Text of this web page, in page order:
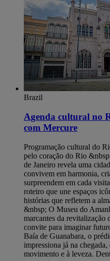
Brazil
Agenda cultural no
com Mercure
Programação cultural do Rio de Janeiro: um roteiro cultural pelo coração do Rio &nbsp; A programação cultural do Rio de Janeiro revela uma cidade onde passado, presente e futuro convivem em harmonia, criando experiências que surpreendem em cada visita. Prepare-se para explorar um roteiro que une espaços icônicos, arquitetura deslumbrante e histórias que refletem a alma carioca. Museu do Amanhã &nbsp; O Museu do Amanhã é um dos símbolos mais marcantes da revitalização da Zona Portuária do Rio e um convite para imaginar futuros possíveis. Instalado à beira da Baía de Guanabara, o prédio projetado por Santiago Calatrava impressiona já na chegada, com linhas que remetem ao movimento e à leveza. Dentro, exposições interativas apresentam temas como sustentabilidade, tecnologia e convivência humana, criando uma experiência sensorial que faz o visitante refletir sobre seu papel no mundo. Os ingressos têm valor acessível, a partir de R$30, o que torna o passeio ainda mais convidativo. Além do acervo, o entorno do museu é parte essencial da visita. O pôr do sol visto dali é um espetáculo à parte, e o passeio pelo Boulevard Olímpico cria uma conexão interessante entre ciência, arte e cotidiano carioca. Caminhar pela região mostra como o Rio integrou modernidade e história na mesma paisagem, transformando o museu em um ponto de encontro entre culturas, ideias e olhares sobre o futuro. &nbsp; MAR – Museu de Arte do Rio &nbsp; O MAR – Museu de Arte do Rio é um dos espaços mais inspiradores da cidade, unindo dois prédios de arquiteturas distintas para criar um diálogo entre história e contemporaneidade. Suas exposições percorrem temas sociais, estéticos e culturais que ajudam a entender o Rio em todas as suas camadas. Ao visitar o museu, o visitante tem a sensação de circular por diferentes versões da cidade, cada uma revelada por obras, registros e narrativas que ampliam o olhar sobre a programação cultural do Rio de Janeiro. Do terraço, a vista para a Praça Mauá e para a Baía de Guanabara torna a experiência ainda mais especial, criando um contraste fascinante entre o horizonte, o porto revitalizado e o movimento urbano. Além do acervo, o MAR promove encontros, cursos e atividades educativas que aproximam arte e público de forma leve e acessível, reforçando sua importância no circuito cultural carioca. &nbsp; Theatro Municipal &nbsp; O Theatro Municipal é uma das joias arquitetônicas do Rio e um dos espaços mais emblemáticos para quem deseja conhecer o lado mais sofisticado da cultura carioca. Inspirado nas grandes casas de ópera europeias, o edifício impressiona já na fachada, com colunas imponentes, vitrais e esculturas que revelam a grandiosidade do início do século XX. Por dentro, o deslumbramento continua: salões ornamentados, pinturas no teto e detalhes dourados criam um cenário que transforma qualquer visita em uma imersão histórica. Além da beleza, o Theatro Municipal mantém uma programação que valoriza a música, a dança e as artes cênicas, com apresentações que vão de óperas clássicas a espetáculos contemporâneos. Para quem deseja conhecer o teatro com mais profundidade, vale participar das visitas guiadas, que revelam curiosidades sobre sua construção e mostram espaços que o público comum não costuma ver. É um passeio que combina arte, história e a verdadeira elegância da cena cultural do Rio. &nbsp; Real Gabinete Português de Leitura &nbsp; O Real Gabinete Português de Leitura é um dos espaços mais impressionantes do centro do Rio e um verdadeiro tesouro arquitetônico. A fachada em estilo neomanuelino já chama a atenção, mas é ao entrar que a experiência se torna realmente inesquecível. As estantes que alcançam o teto, o vitral central que ilumina o salão e os milhares de livros raros criam um ambiente quase cinematográfico. É o tipo de lugar que transforma uma simples visita em um mergulho na história lusitana preservada em pleno coração carioca. Além de sua beleza singular, o Real Gabinete funciona como um importante ponto de encontro para pesquisadores, estudantes e amantes da literatura. Sua atmosfera tranquila e carregada de simbolismo dialoga com a&nbsp;agenda cultural do Rio de Janeiro, atraindo visitantes que desejam conhecer não só a arquitetura, mas também a relevância cultural do acervo. O espaço reforça como o Rio abraça diferentes heranças e as integra ao seu cenário cultural, oferecendo sempre um novo ângulo para quem busca experiências autênticas na cidade. &nbsp; O que descobrir além do óbvio e&nbsp;que ninguém te